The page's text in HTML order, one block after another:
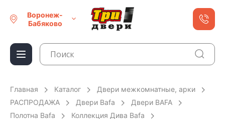
Воронеж-
Бабяково
Главная Каталог
Двери межкомнатные, арки
РАСПРОДАЖА
Двери Bafa
Двери BAFA
Полотна Bafa
Коллекция Дива Bafa